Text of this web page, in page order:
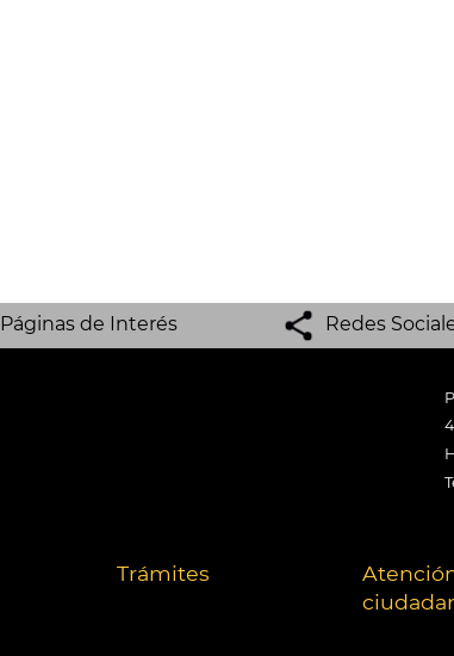
Páginas de Interés Redes
Trámites